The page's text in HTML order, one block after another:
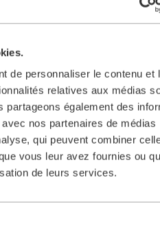
de personnaliser le contenu et
relatives aux médias
partageons également des
nos partenaires de médias
qui peuvent combiner
vous leur avez fournies ou
de leurs services.
de type 5.04
filtrants propres. Elle assure
en évitant les temps
du filtre avec notre
à haute pression
éléments filtrants individuels, les
tout en préservant